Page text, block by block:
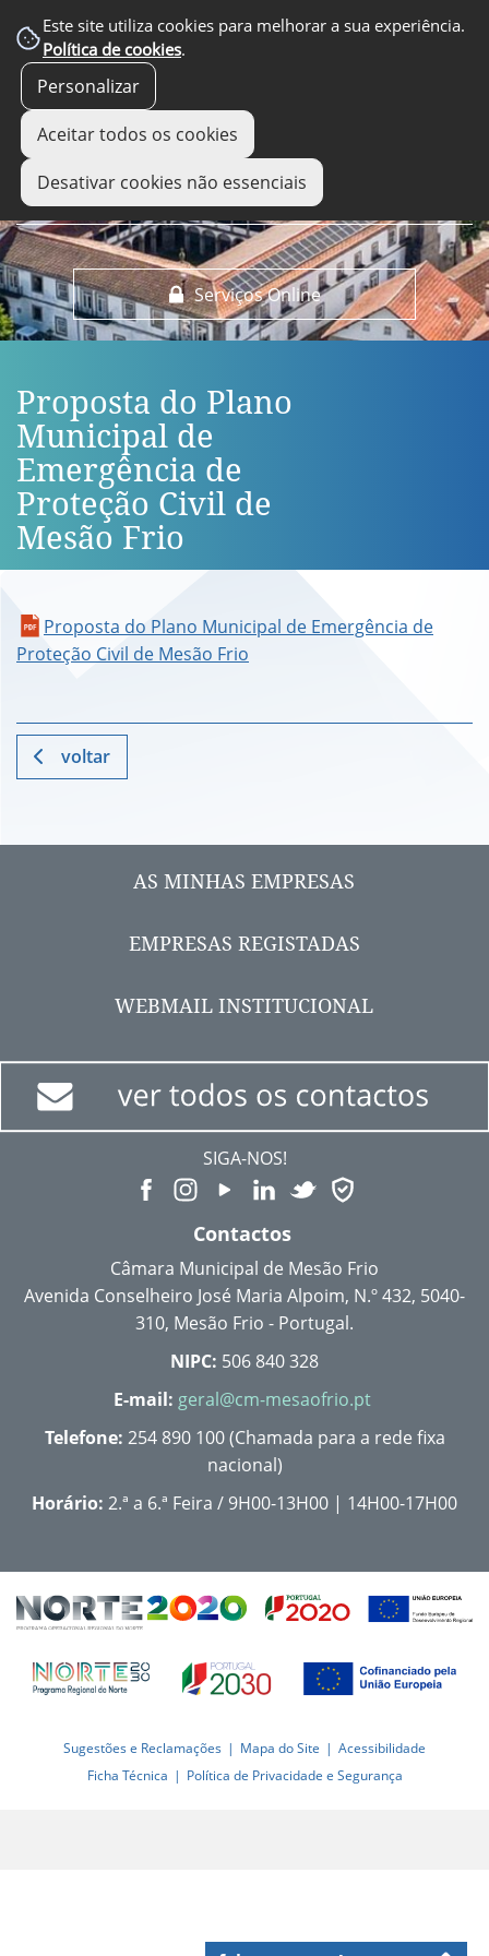
Este site utiliza cookies para melhorar a sua experiência.
Política de cookies.
Personalizar
Aceitar todos os cookies
Desativar cookies não essenciais
Serviços Online
EM DESTAQUE
Proposta do Plano
Municipal de
Emergência de
Proteção Civil de
Mesão Frio
Proposta do Plano Municipal de Emergência de
Proteção Civil de Mesão Frio
voltar
AS MINHAS EMPRESAS
EMPRESAS REGISTADAS
WEBMAIL INSTITUCIONAL
SIGA-NOS!
Contactos
Câmara Municipal de Mesão Frio
Avenida Conselheiro José Maria Alpoim, N.º 432, 5040-
310, Mesão Frio - Portugal.
NIPC: 506 840 328
E-mail: geral@cm-mesaofrio.pt
Telefone: 254 890 100 (Chamada para a rede fixa
nacional)
Horário: 2.ª a 6.ª Feira / 9H00-13H00 | 14H00-17H00
Sugestões e Reclamações Mapa do Site
Acessibilidade
Ficha Técnica
Política de Privacidade e Segurança